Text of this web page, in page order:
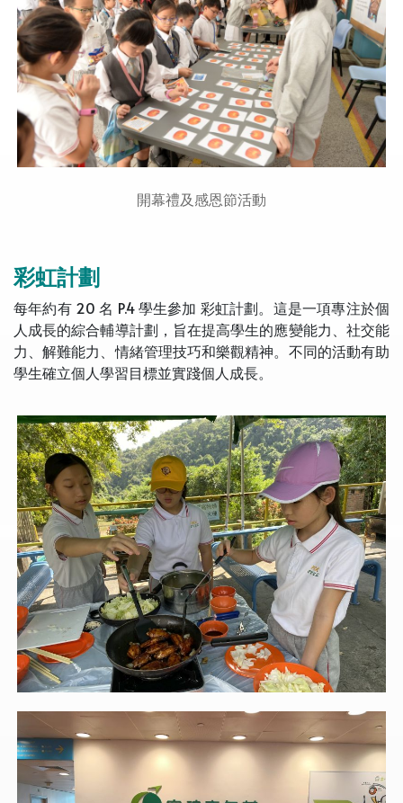
開幕禮及感恩節活動
彩虹計劃
每年約有 20 名 P.4 學生參加 彩虹計劃。這是一項專注於個
人成長的綜合輔導計劃，旨在提高學生的應變能力、社交能
力、解難能力、情緒管理技巧和樂觀精神。不同的活動有助
學生確立個人學習目標並實踐個人成長。